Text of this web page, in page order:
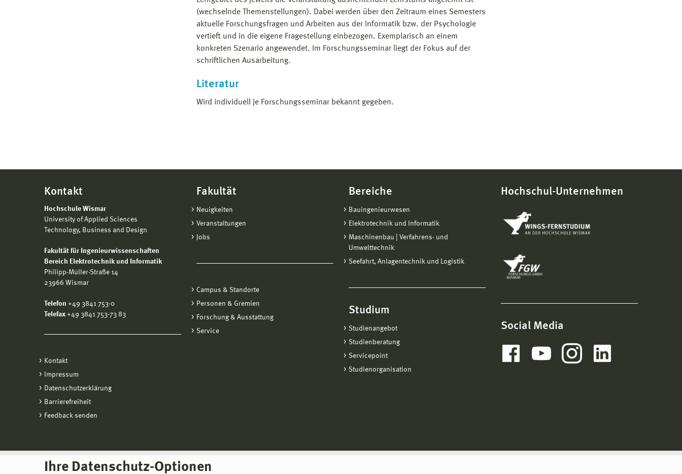
Ihre Datenschutz-Optionen
(wechselnde Themenstellungen). Dabei werden über den Zeitraum eines Semesters
aktuelle Forschungsfragen und Arbeiten aus der Informatik bzw. der Psychologie
vertieft und in die eigene Fragestellung einbezogen. Exemplarisch an einem
konkreten Szenario angewendet. Im Forschungsseminar liegt der Fokus auf der
schriftlichen Ausarbeitung.
Literatur
Wird individuell je Forschungsseminar bekannt gegeben.
Kontakt
Hochschule Wismar
University of Applied Sciences
Technology, Business and Design
Fakultät für Ingenieurwissenschaften
Bereich Elektrotechnik und Informatik
Philipp-Müller-Straße 14
23966 Wismar
Telefon +49 3841 753-0
Telefax +49 3841 753-73 83
Kontakt
Impressum
Datenschutzerklärung
Barrierefreiheit
Feedback senden
Fakultät
Neuigkeiten
Veranstaltungen
Jobs
Campus & Standorte
Personen & Gremien
Forschung & Ausstattung
Service
Bereiche
Bauingenieurwesen
Elektrotechnik und Informatik
Maschinenbau | Verfahrens- und
Umwelttechnik
Seefahrt, Anlagentechnik und Logistik
Studium
Studienangebot
Studienberatung
Servicepoint
Studienorganisation
Hochschul-Unternehmen
Social Media